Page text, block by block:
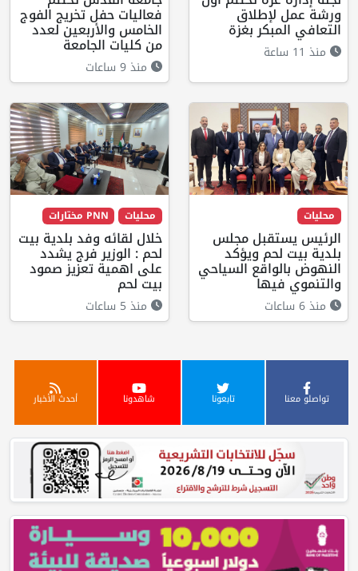
ورشة عمل لإطلاق
التعافي المبكر بغزة
منذ 11 ساعة
فعاليات حفل تخريج الفوج
الخامس والأربعين لعدد
من كليات الجامعة
منذ 9 ساعات
محليات
الرئيس يستقبل مجلس
بلدية بيت لحم ويؤكد
النهوض بالواقع السياحي
والتنموي فيها
منذ 6 ساعات
محليات PNN مختارات
خلال لقائه وفد بلدية بيت
لحم : الوزير فرج يشدد
على اهمية تعزيز صمود
بيت لحم
منذ 5 ساعات
تواصلو معنا تابعونا شاهدونا أحدث الأخبار